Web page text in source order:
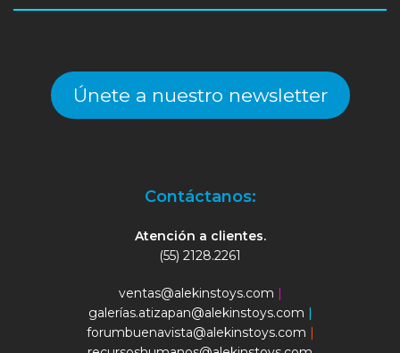
Únete a nuestro newsletter
Contáctanos:
Atención a clientes.
(55) 2128.2261
ventas@alekinstoys.com |
galerías.atizapan@alekinstoys.com |
forumbuenavista@alekinstoys.com |